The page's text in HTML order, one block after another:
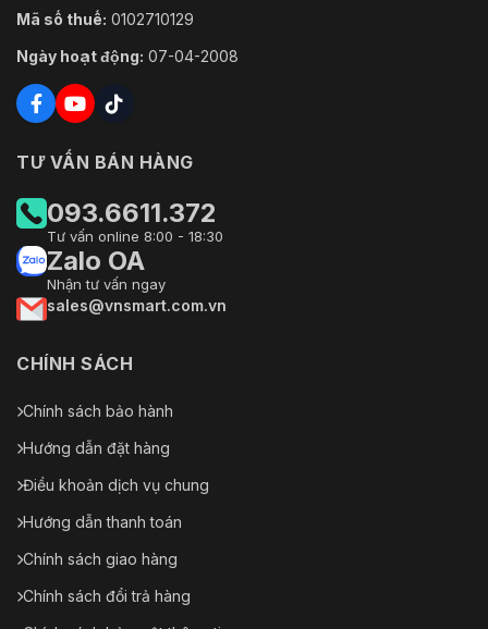
Mã số thuế: 0102710129
Ngày hoạt động: 07-04-2008
TƯ VẤN BÁN HÀNG
093.6611.372
Tư vấn online 8:00 - 18:30
Zalo OA
Nhận tư vấn ngay
sales@vnsmart.com.vn
CHÍNH SÁCH
Chính sách bảo hành
Hướng dẫn đặt hàng
Điều khoản dịch vụ chung
Hướng dẫn thanh toán
Chính sách giao hàng
Chính sách đổi trả hàng